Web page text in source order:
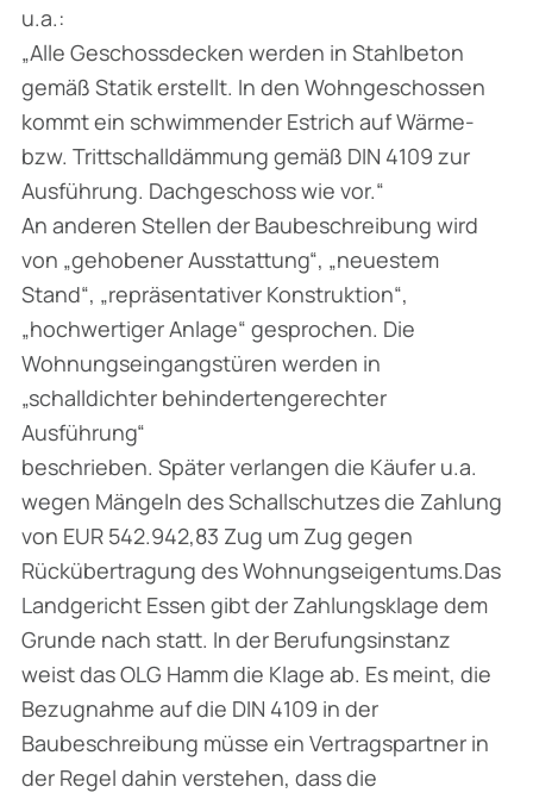
u.a.:
„Alle Geschossdecken werden in Stahlbeton
gemäß Statik erstellt. In den Wohngeschossen
kommt ein schwimmender Estrich auf Wärme-
bzw. Trittschalldämmung gemäß DIN 4109 zur
Ausführung. Dachgeschoss wie vor.“
An anderen Stellen der Baubeschreibung wird
von „gehobener Ausstattung“, „neuestem
Stand“, „repräsentativer Konstruktion“,
„hochwertiger Anlage“ gesprochen. Die
Wohnungseingangstüren werden in
„schalldichter behindertengerechter
Ausführung“
beschrieben. Später verlangen die Käufer u.a.
wegen Mängeln des Schallschutzes die Zahlung
von EUR 542.942,83 Zug um Zug gegen
Rückübertragung des Wohnungseigentums.Das
Landgericht Essen gibt der Zahlungsklage dem
Grunde nach statt. In der Berufungsinstanz
weist das OLG Hamm die Klage ab. Es meint, die
Bezugnahme auf die DIN 4109 in der
Baubeschreibung müsse ein Vertragspartner in
der Regel dahin verstehen, dass die